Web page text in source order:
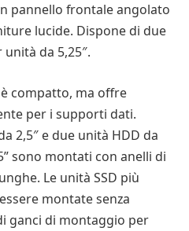
pannello frontale angolato
lucide. Dispone di due
da 5,25″.
compatto, ma offre
per i supporti dati.
2,5″ e due unità HDD da
sono montati con anelli di
Le unità SSD più
montate senza
ganci di montaggio per